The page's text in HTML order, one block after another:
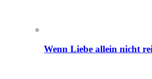
Wenn Liebe allein nicht